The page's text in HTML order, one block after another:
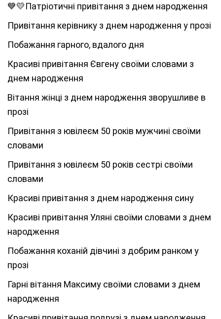
💙💛Патріотичні привітання з днем народження
Привітання керівнику з днем народження у прозі
Побажання гарного, вдалого дня
Красиві привітання Євгену своїми словами з
днем народження
Вітання жінці з днем народження зворушливе в
прозі
Привітання з ювілеєм 50 років мужчині своїми
словами
Привітання з ювілеєм 50 років сестрі своїми
словами
Красиві привітання з днем народження сину
Красиві привітання Уляні своїми словами з днем
народження
Побажання коханій дівчині з добрим ранком у
прозі
Гарні вітання Максиму своїми словами з днем
народження